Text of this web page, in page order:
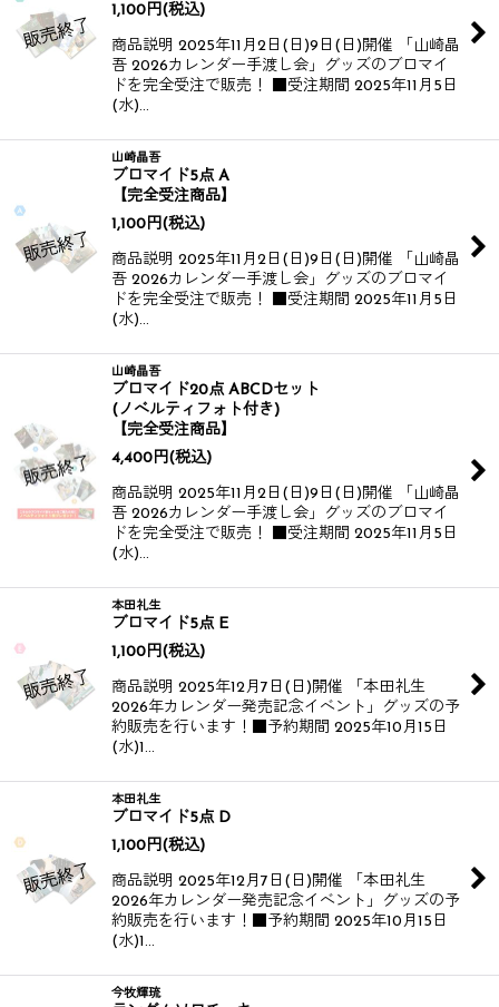
1,100 円(税込)
商品説明 2025年11月2日(日)9日(日)開催 「山崎晶
吾 2026カレンダー手渡し会」グッズのブロマイ
ドを完全受注で販売！ ■受注期間 2025年11月5日
(水)…
山崎晶吾
ブロマイド5点 A
【完全受注商品】
1,100 円(税込)
商品説明 2025年11月2日(日)9日(日)開催 「山崎晶
吾 2026カレンダー手渡し会」グッズのブロマイ
ドを完全受注で販売！ ■受注期間 2025年11月5日
(水)…
山崎晶吾
ブロマイド20点 ABCDセット
(ノベルティフォト付き)
【完全受注商品】
4,400 円(税込)
商品説明 2025年11月2日(日)9日(日)開催 「山崎晶
吾 2026カレンダー手渡し会」グッズのブロマイ
ドを完全受注で販売！ ■受注期間 2025年11月5日
(水)…
本田礼生
ブロマイド5点 E
1,100 円(税込)
商品説明 2025年12月7日(日)開催 「本田礼生
2026年カレンダー発売記念イベント」グッズの予
約販売を行います！​​ ■予約期間 2025年10月15日
(水)1…
本田礼生
ブロマイド5点 D
1,100 円(税込)
商品説明 2025年12月7日(日)開催 「本田礼生
2026年カレンダー発売記念イベント」グッズの予
約販売を行います！​​ ■予約期間 2025年10月15日
(水)1…
今牧輝琉